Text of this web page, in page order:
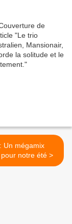
Un mégamix
endiablé pour notre été >